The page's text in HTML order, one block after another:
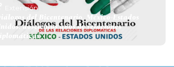
Extensión
Diálogos del Bicentenario. México-Estados
Unidos: doscientos años de relaciones
diplomáticas